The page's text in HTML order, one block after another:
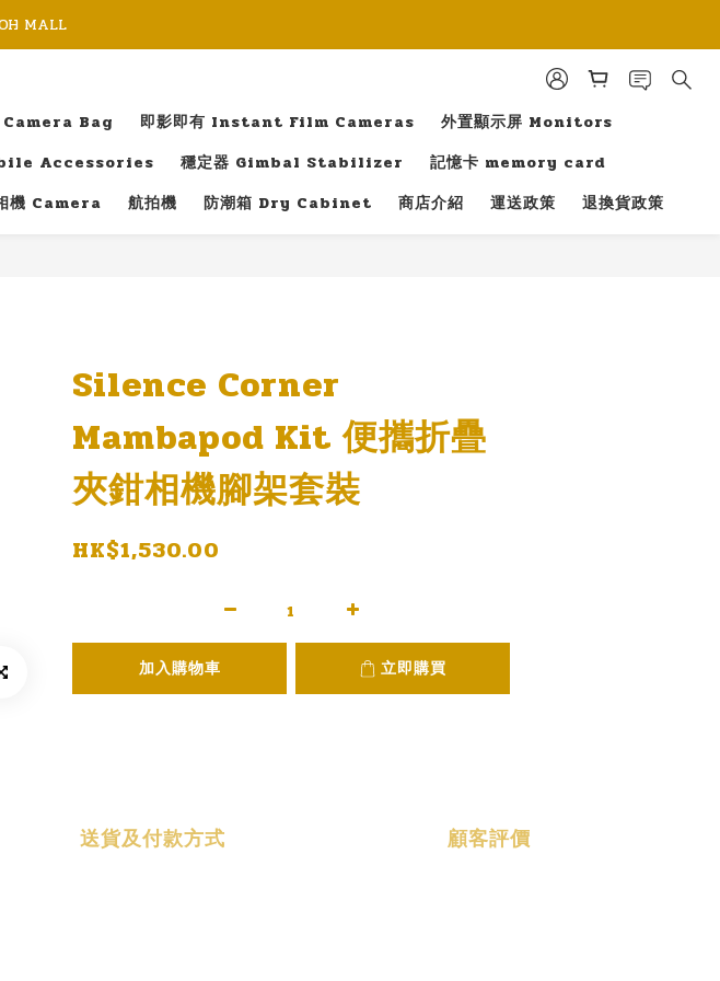
MALL
Camera Bag 即影即有 Instant Film Cameras
外置顯示屏 Monitors
Accessories 穩定器 Gimbal Stabilizer
記憶卡 memory card
機 Camera 航拍機 防潮箱 Dry Cabinet 商店介紹 運送政策 退換貨政策
Silence Corner
Mambapod Kit 便攜折疊
夾鉗相機腳架套裝
HK$1,530.00
加入購物車 立即購買
送貨及付款方式 顧客評價